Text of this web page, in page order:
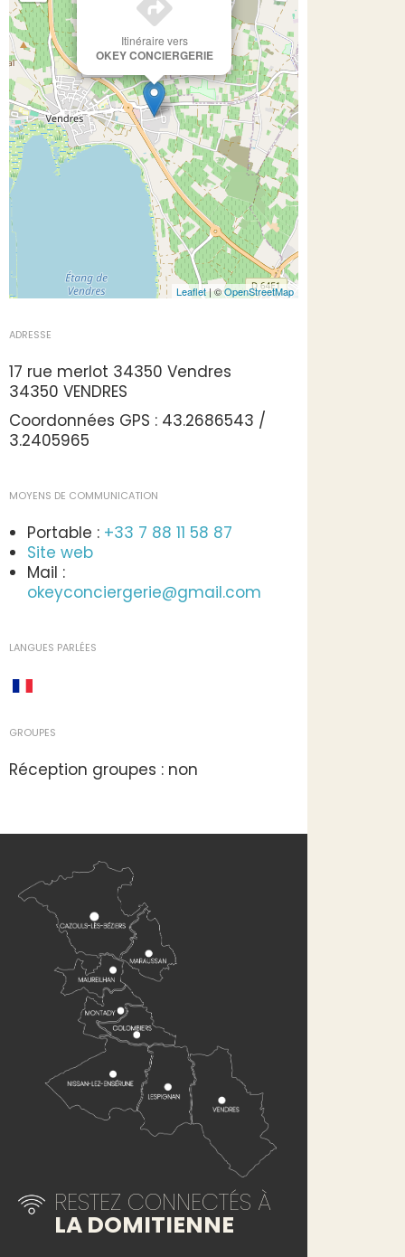
Itinéraire vers
OKEY CONCIERGERIE
Leaflet| ©OpenStreetMap
ADRESSE
17 rue merlot 34350 Vendres
34350 VENDRES
Coordonnées GPS : 43.2686543 /
3.2405965
MOYENS DE COMMUNICATION
Portable : +33 7 88 11 58 87
Site web
Mail :
okeyconciergerie@gmail.com
LANGUES PARLÉES
GROUPES
Réception groupes : non
RESTEZ CONNECTÉS À
LA DOMITIENNE